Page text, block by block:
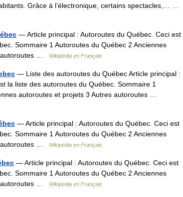
Grâce à l’électronique certains spectacles
—Article principal : Autoroutes du Québec Ceci est
Sommaire 1 Autoroutes du Québec 2 Anciennes
autoroutes Wikipédia en Français
— Liste des autoroutes du QuébecArticle principal :
la liste des autoroutes du Québec Sommaire 1
autoroutes et projets 3 Autres autoroutes
—Article principal : Autoroutes du Québec Ceci est
Sommaire 1 Autoroutes du Québec 2 Anciennes
autoroutes Wikipédia en Français
—Article principal : Autoroutes du Québec Ceci est
Sommaire 1 Autoroutes du Québec 2 Anciennes
autoroutes Wikipédia en Français